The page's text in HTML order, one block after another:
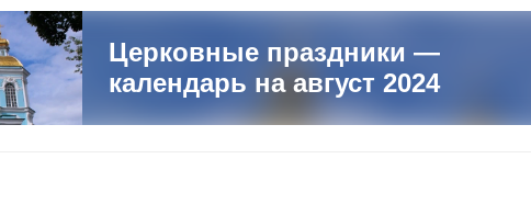
Церковные праздники —
календарь на август 2024